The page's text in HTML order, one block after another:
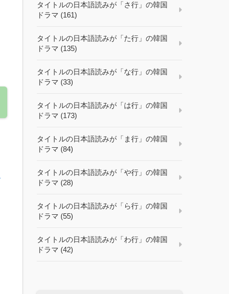
タイトルの日本語読みが「さ行」の韓国
ドラマ (161)
タイトルの日本語読みが「た行」の韓国
ドラマ (135)
タイトルの日本語読みが「な行」の韓国
ドラマ (33)
タイトルの日本語読みが「は行」の韓国
ドラマ (173)
タイトルの日本語読みが「ま行」の韓国
ドラマ (84)
タイトルの日本語読みが「や行」の韓国
ドラマ (28)
タイトルの日本語読みが「ら行」の韓国
ドラマ (55)
タイトルの日本語読みが「わ行」の韓国
ドラマ (42)